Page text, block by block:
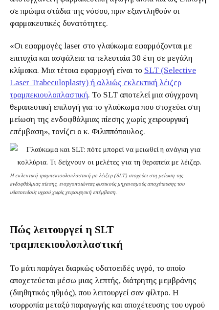
σε πρώιμα στάδια της νόσου, πριν εξαντληθούν οι
φαρμακευτικές δυνατότητες.
«Oι εφαρμογές laser στο γλαύκωμα εφαρμόζονται με
επιτυχία και ασφάλεια τα τελευταία 30 έτη σε μεγάλη
κλίμακα. Μια τέτοια εφαρμογή είναι το SLT (Selective
Laser Trabeculoplasty) ή αλλιώς εκλεκτική λέιζερ
τραμπεκιουλοπλαστική. Το SLT αποτελεί μια σύγχρονη
θεραπευτική επιλογή για το γλαύκωμα που στοχεύει στη
μείωση της ενδοφθάλμιας πίεσης χωρίς χειρουργική
επέμβαση», τονίζει ο κ. Φιλιππόπουλος.
Η εκλεκτική τραμπεκιουλοπλαστική με λέιζερ (SLT) στοχεύει στη μείωση της
ενδοφθάλμιας πίεσης, ενεργοποιώντας φυσικούς μηχανισμούς αποχέτευσης του
υδατοειδούς υγρού χωρίς χειρουργική επέμβαση.
Πώς λειτουργεί η SLT
τραμπεκιουλοπλαστική
Το μάτι παράγει διαρκώς υδατοειδές υγρό, το οποίο
αποχετεύεται μέσω μιας λεπτής, διάτρητης μεμβράνης
(διηθητικός ηθμός), που λειτουργεί σαν φίλτρο. Η
ισορροπία μεταξύ παραγωγής και αποχέτευσης του υγρού